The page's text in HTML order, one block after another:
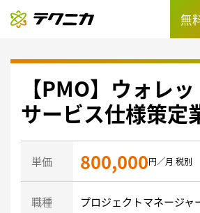
無
【PMO】ウォレ
サービス仕様策定
単価 800,000円／月 税別
職種 プロジェクトマネージャ